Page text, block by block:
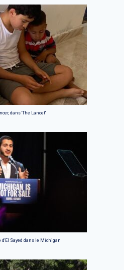
dans 'The Lancet'
Sayed dans le Michigan